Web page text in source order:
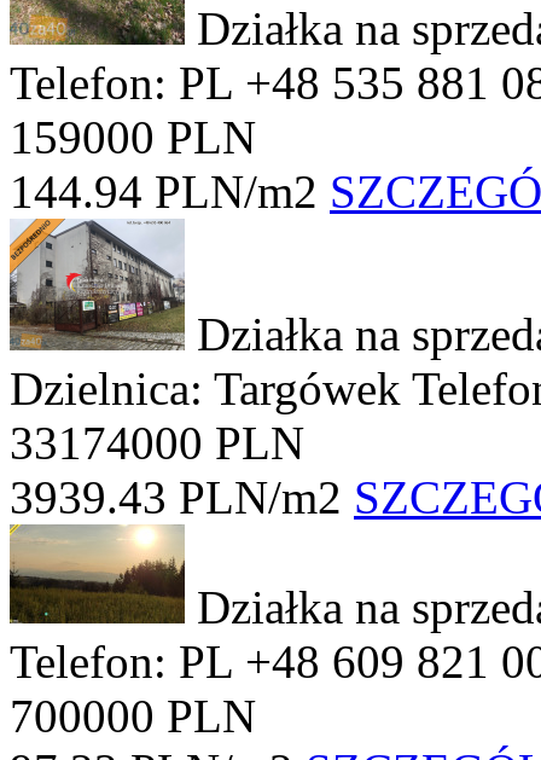
Działka na
Telefon: PL +48 535 881
159000 PLN
144.94 PLN/m2
Działka na
Dzielnica: Targówek
33174000 PLN
3939.43 PLN/m2
Działka na
Telefon: PL +48 609 821
700000 PLN